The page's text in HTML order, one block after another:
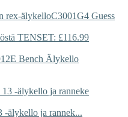
C3001G4 Guess
TENSET: £116.99
Bench Älykello
-älykello ja rannek...